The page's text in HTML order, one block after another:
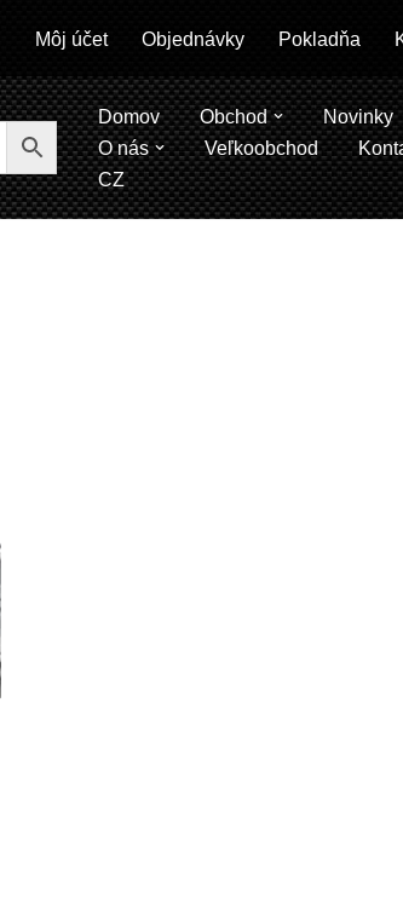
Môj účet Objednávky Pokladňa
Domov Obchod
Novinky
O nás
Veľkoobchod
CZ